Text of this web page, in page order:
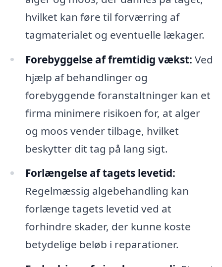
hvilket kan føre til forværring af
tagmaterialet og eventuelle lækager.
Forebyggelse af fremtidig vækst: Ved
hjælp af behandlinger og
forebyggende foranstaltninger kan et
firma minimere risikoen for, at alger
og moos vender tilbage, hvilket
beskytter dit tag på lang sigt.
Forlængelse af tagets levetid:
Regelmæssig algebehandling kan
forlænge tagets levetid ved at
forhindre skader, der kunne koste
betydelige beløb i reparationer.